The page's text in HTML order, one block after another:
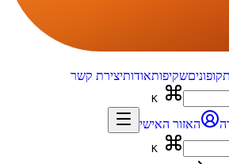
קופוניםשקיפותאודותיצירת קשר
האזור האישי